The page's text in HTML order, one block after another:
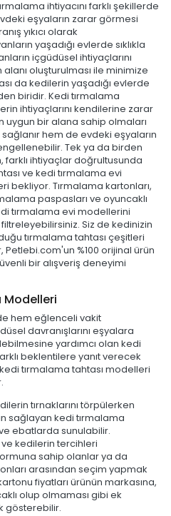
ihtiyacını farklı şekillerde
eşyaların zarar görmesi
yıkıcı olarak
yaşadığı evlerde sıklıkla
içgüdüsel ihtiyaçlarını
oluşturulması ile minimize
da kedilerin yaşadığı evlerde
biridir. Kedi tırmalama
ihtiyaçlarını kendilerine zarar
bir alana sahip olmaları
hem de evdeki eşyaların
Tek ya da birden
farklı ihtiyaçlar doğrultusunda
ve kedi tırmalama evi
bekliyor. Tırmalama kartonları,
paspasları ve oyuncaklı
tırmalama evi modellerini
Siz de kedinizin
tırmalama tahtası çeşitleri
%100 orijinal ürün
bir alışveriş deneyimi
Modelleri
hem eğlenceli vakit
davranışlarını eşyalara
yardımcı olan kedi
beklentilere yanıt verecek
tırmalama tahtası modelleri
tırnaklarını törpülerken
sağlayan kedi tırmalama
ebatlarda sunulabilir.
ve kedilerin tercihleri
sahip olanlar ya da
arasından seçim yapmak
fiyatları ürünün markasına,
olup olmaması gibi ek
gösterebilir.